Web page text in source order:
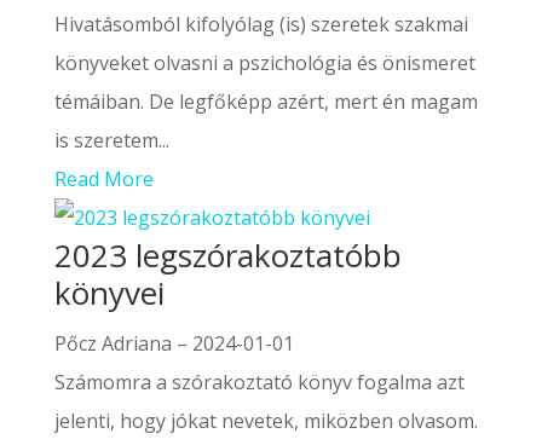
Hivatásomból kifolyólag (is) szeretek szakmai
könyveket olvasni a pszichológia és önismeret
témáiban. De legfőképp azért, mert én magam
is szeretem...
Read More
2023 legszórakoztatóbb
könyvei
Pőcz Adriana – 2024-01-01
Számomra a szórakoztató könyv fogalma azt
jelenti, hogy jókat nevetek, miközben olvasom.